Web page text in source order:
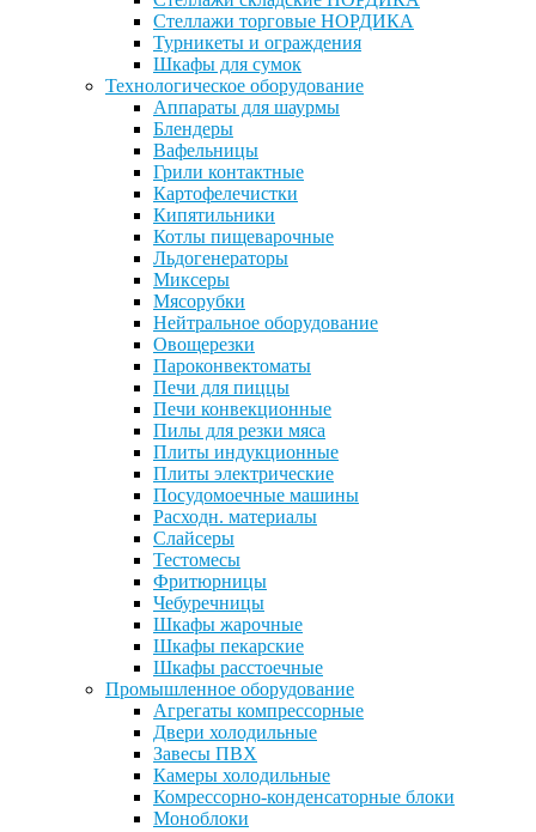
Стеллажи торговые НОРДИКА
Турникеты и ограждения
Шкафы для сумок
Технологическое оборудование
Аппараты для шаурмы
Блендеры
Вафельницы
Грили контактные
Картофелечистки
Кипятильники
Котлы пищеварочные
Льдогенераторы
Миксеры
Мясорубки
Нейтральное оборудование
Овощерезки
Пароконвектоматы
Печи для пиццы
Печи конвекционные
Пилы для резки мяса
Плиты индукционные
Плиты электрические
Посудомоечные машины
Расходн. материалы
Слайсеры
Тестомесы
Фритюрницы
Чебуречницы
Шкафы жарочные
Шкафы пекарские
Шкафы расстоечные
Промышленное оборудование
Агрегаты компрессорные
Двери холодильные
Завесы ПВХ
Камеры холодильные
Комрессорно-конденсаторные блоки
Моноблоки